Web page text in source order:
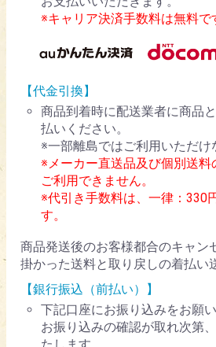
※キャリア決済手数料は無料で
【代金引換】
商品到着時に配送業者に商品
払いください。
※一部離島ではご利用いただけ
※メーカー直送品及び個別送
ご利用できません。
※代引き手数料は、一律：330
す。
商品発送後のお客様都合のキャン
掛かった送料と取り戻しの着払い
【銀行振込（前払い）】
下記口座にお振り込みをお願い
お振り込みの確認が取れ次第